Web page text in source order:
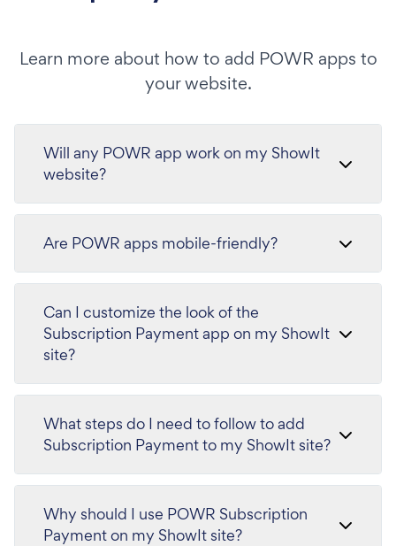
Learn more about how to add POWR apps to
your website.
Will any POWR app work on my ShowIt
website?
Are POWR apps mobile-friendly?
Can I customize the look of the
Subscription Payment app on my ShowIt
site?
What steps do I need to follow to add
Subscription Payment to my ShowIt site?
Why should I use POWR Subscription
Payment on my ShowIt site?